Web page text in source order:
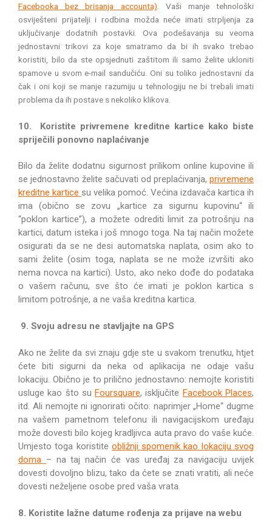
Facebooka bez brisanja accounta) . Vaši manje tehnološki
osviješteni prijatelji i rodbina možda neće imati strpljenja za
uključivanje dodatnih postavki. Ova podešavanja su veoma
jednostavni trikovi za koje smatramo da bi ih svako trebao
koristiti, bilo da ste opsjednuti zaštitom ili samo želite ukloniti
spamove u svom e-mail sandučiću. Oni su toliko jednostavni da
čak i oni koji se manje razumiju u tehnologiju ne bi trebali imati
problema da ih postave s nekoliko klikova.
10. Koristite privremene kreditne kartice kako biste
spriječili ponovno naplaćivanje
Bilo da želite dodatnu sigurnost prilikom online kupovine ili
se jednostavno želite sačuvati od preplaćivanja, privremene
kreditne kartice su velika pomoć. Većina izdavača kartica ih
ima (obično se zovu „kartice za sigurnu kupovinu“ ili
“poklon kartice”), a možete odrediti limit za potrošnju na
kartici, datum isteka i još mnogo toga. Na taj način možete
osigurati da se ne desi automatska naplata, osim ako to
sami želite (osim toga, naplata se ne može izvršiti ako
nema novca na kartici). Usto, ako neko dođe do podataka
o vašem računu, sve što će imati je poklon kartica s
limitom potrošnje, a ne vaša kreditna kartica.
9. Svoju adresu ne stavljajte na GPS
Ako ne želite da svi znaju gdje ste u svakom trenutku, htjet
ćete biti sigurni da neka od aplikacija ne odaje vašu
lokaciju. Obično je to prilično jednostavno: nemojte koristiti
usluge kao što suFoursquare, isključite Facebook Places,
itd. Ali nemojte ni ignorirati očito: naprimjer „Home“ dugme
na vašem pametnom telefonu ili navigacijskom uređaju
može dovesti bilo kojeg kradljivca auta pravo do vaše kuće.
Umjesto toga koristite obližnji spomenik kao lokaciju svog
doma – na taj način će vas uređaj za navigaciju uvijek
dovesti dovoljno blizu, tako da ćete se znati vratiti, ali neće
dovesti neželjene osobe pred vaša vrata.
8. Koristite lažne datume rođenja za prijave na webu